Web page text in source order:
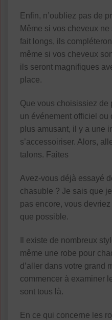
Enfin, n’oubliez pas de
Même si vos cheveux
fait longs, ils
même si vos cheveux
ils seront magnifiques
place.
Que vous choisissiez de
un événement officiel ou
plus amusant, il y a une
s’accessoiriser. Alors,
talons. Faites
Avez-vous déjà essayé
chasuble ? Je sais que
pas encore, vous
que possible.
Il existe de nombreux
même une robe pour
d’aller dans votre grand
commencer à examiner
sont tous là.
En ce qui concerne les